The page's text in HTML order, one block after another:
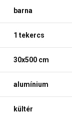
barna
1 tekercs
30x500 cm
alumínium
kültér